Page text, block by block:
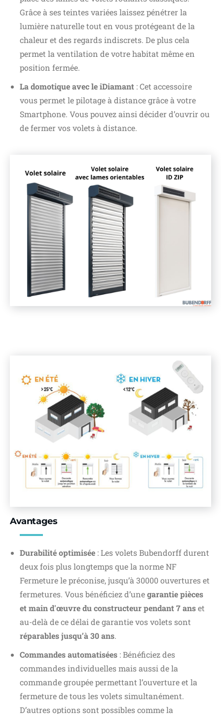
Grâce à ses teintes variées laissez pénétrer la
lumière naturelle tout en vous protégeant de la
chaleur et des regards indiscrets. De plus cela
permet la ventilation de votre habitat même en
position fermée.
La domotique avec le iDiamant : Cet accessoire
vous permet le pilotage à distance grâce à votre
Smartphone. Vous pouvez ainsi décider d’ouvrir ou
de fermer vos volets à distance.
Avantages
Durabilité optimisée : Les volets Bubendorff durent
deux fois plus longtemps que la norme NF
Fermeture le préconise, jusqu’à 30000 ouvertures et
fermetures. Vous bénéficiez d’unegarantie pièces
et main d'œuvre du constructeur pendant 7 anset
au-delà de ce délai de garantie vos volets sont
réparables jusqu’à 30 ans.
Commandes automatisées : Bénéficiez des
commandes individuelles mais aussi de la
commande groupée permettant l’ouverture et la
fermeture de tous les volets simultanément.
D’autres options sont possibles comme la